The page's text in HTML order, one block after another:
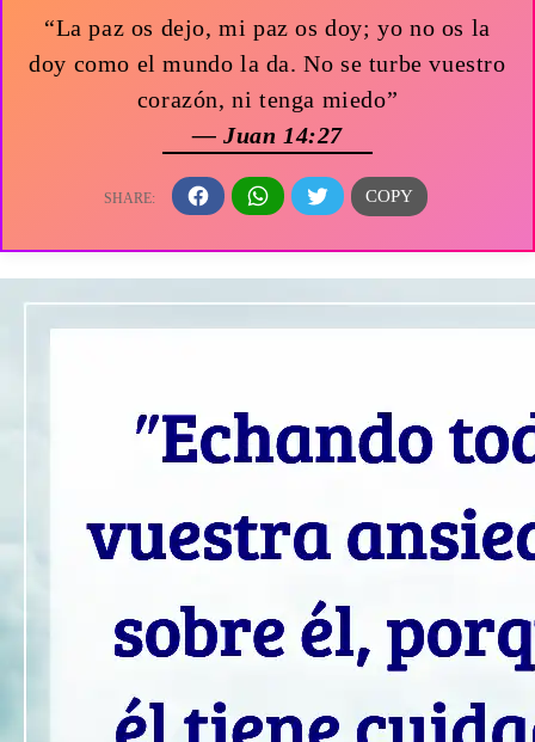
“La paz os dejo, mi paz os doy; yo no os la
doy como el mundo la da. No se turbe vuestro
corazón, ni tenga miedo”
— Juan 14:27